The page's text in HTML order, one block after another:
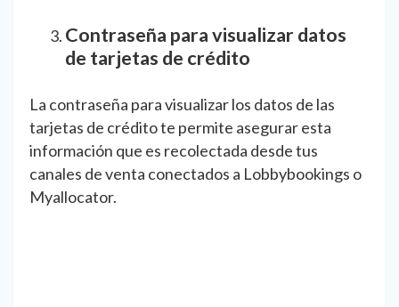
Contraseña para visualizar datos
de tarjetas de crédito
La contraseña para visualizar los datos de las
tarjetas de crédito te permite asegurar esta
información que es recolectada desde tus
canales de venta conectados a Lobbybookings o
Myallocator.